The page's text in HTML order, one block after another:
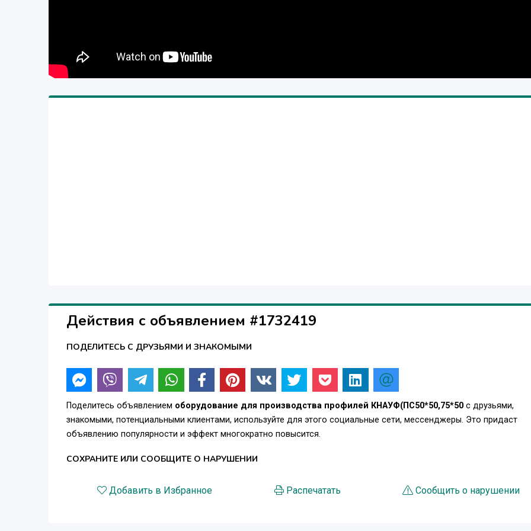
Действия с объявлением #1732419
ПОДЕЛИТЕСЬ С ДРУЗЬЯМИ И ЗНАКОМЫМИ
Поделитесь объявлением оборудование для производства профилей КНАУФ(ПС50*50,75*50 с друзьями,
знакомыми, потенциальными клиентами, используйте для этого социальные сети, мессенджеры. Это придаст
объявлению популярности и эффект многократно повысится.
СОХРАНИТЕ ИЛИ СООБЩИТЕ О НАРУШЕНИИ
Добавить в Избранное Распечатать Сообщить о нарушении